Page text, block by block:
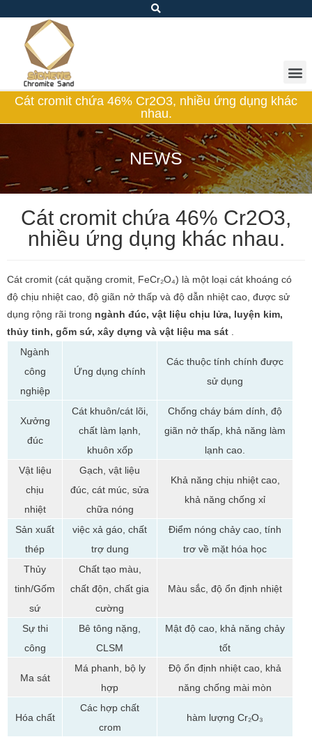
Cát cromit chứa 46% Cr2O3, nhiều ứng dụng khác
nhau.
NEWS
Cát cromit chứa 46% Cr2O3,
nhiều ứng dụng khác nhau.
Cát cromit (cát quặng cromit, FeCr₂O₄) là một loại cát khoáng có
độ chịu nhiệt cao, độ giãn nở thấp và độ dẫn nhiệt cao, được sử
dụng rộng rãi trong ngành đúc, vật liệu chịu lửa, luyện kim,
thủy tinh, gốm sứ, xây dựng và vật liệu ma sát
Ngành
công
nghiệp
Ứng dụng chính
Các thuộc tính chính được
sử dụng
Xưởng
đúc
Cát khuôn/cát lõi,
chất làm lạnh,
khuôn xốp
Chống cháy bám dính, độ
giãn nở thấp, khả năng làm
lạnh cao.
Vật liệu
chịu
nhiệt
Gạch, vật liệu
đúc, cát múc, sửa
chữa nóng
Khả năng chịu nhiệt cao,
khả năng chống xỉ
Sản xuất
thép
việc xả gáo, chất
trợ dung
Điểm nóng chảy cao, tính
trơ về mặt hóa học
Thủy
tinh/Gốm
sứ
Chất tạo màu,
chất độn, chất gia
cường
Màu sắc, độ ổn định nhiệt
Sự thi
công
Bê tông nặng,
CLSM
Mật độ cao, khả năng chảy
tốt
Ma sát
Má phanh, bộ ly
hợp
Độ ổn định nhiệt cao, khả
năng chống mài mòn
Hóa chất
Các hợp chất
crom
hàm lượng Cr₂O₃